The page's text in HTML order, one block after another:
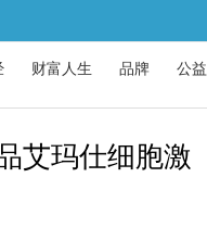
财富人生 品牌 公益
艾玛仕细胞激